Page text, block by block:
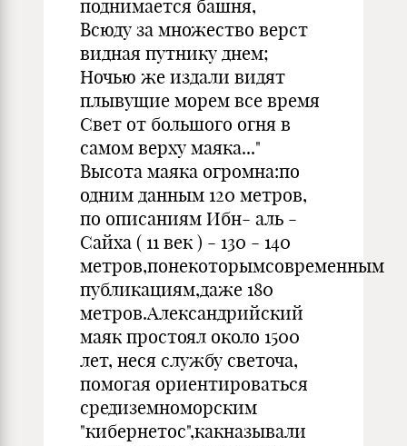
поднимается башня,
Всюду за множество верст
видная путнику днем;
Ночью же издали видят
плывущие морем все время
Свет от большого огня в
самом верху маяка..."
Высота маяка огромна:по
одним данным 120 метров,
по описаниям Ибн- аль -
Сайха ( 11 век ) - 130 - 140
метров,понекоторымсовременным
публикациям,даже 180
метров.Александрийский
маяк простоял около 1500
лет, неся службу светоча,
помогая ориентироваться
средиземноморским
"кибернетос",какназывали